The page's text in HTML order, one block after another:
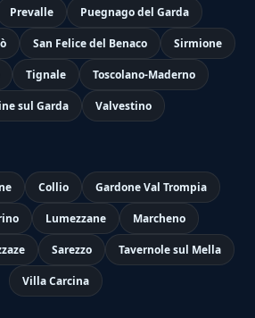
Prevalle Puegnago del Garda
San Felice del Benaco Sirmione
Tignale Toscolano-Maderno
sul Garda Valvestino
Collio Gardone Val Trompia
Lumezzane Marcheno
Sarezzo Tavernole sul Mella
Villa Carcina